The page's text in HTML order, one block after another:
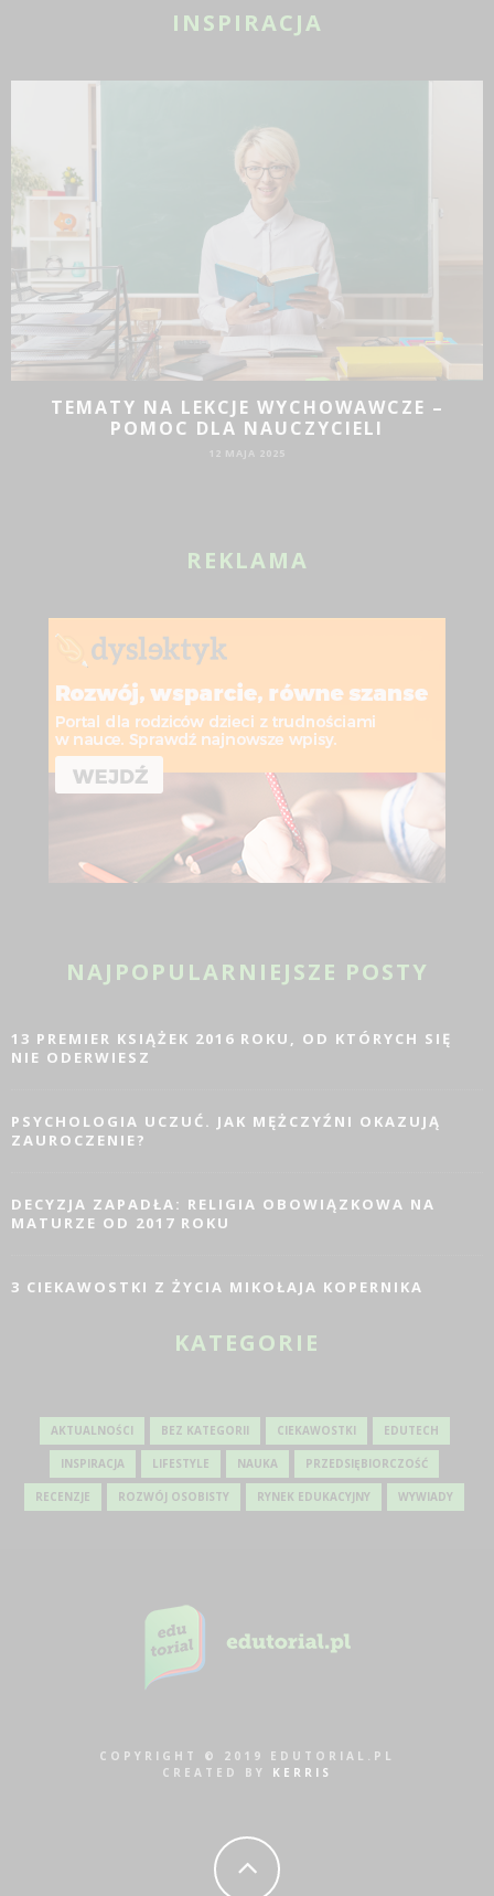
INSPIRACJA
JAKIE DZIAŁANIA PROMOCYJNE SPRAWDZĄ
REKLAMA
NAJPOPULARNIEJSZE POSTY
13 PREMIER KSIĄŻEK 2016 ROKU, OD KTÓRYCH SIĘ
NIE ODERWIESZ
PSYCHOLOGIA UCZUĆ. JAK MĘŻCZYŹNI OKAZUJĄ
ZAUROCZENIE?
DECYZJA ZAPADŁA: RELIGIA OBOWIĄZKOWA NA
MATURZE OD 2017 ROKU
3 CIEKAWOSTKI Z ŻYCIA MIKOŁAJA KOPERNIKA
KATEGORIE
AKTUALNOŚCI BEZ KATEGORII CIEKAWOSTKI EDUTECH
INSPIRACJA LIFESTYLE NAUKA PRZEDSIĘBIORCZOŚĆ
RECENZJE ROZWÓJ OSOBISTY RYNEK EDUKACYJNY WYWIADY
COPYRIGHT © 2019 EDUTORIAL.PL
CREATED BY KERRIS